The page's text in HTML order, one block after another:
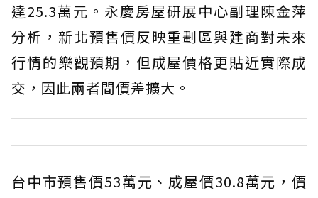
達25.3萬元。永慶房屋研展中心副理陳金萍
分析，新北預售價反映重劃區與建商對未來
行情的樂觀預期，但成屋價格更貼近實際成
交，因此兩者間價差擴大。
台中市預售價53萬元、成屋價30.8萬元，價